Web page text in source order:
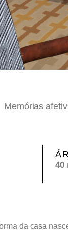
Memórias
40
da casa